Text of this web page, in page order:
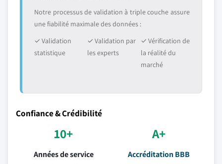
Notre processus de validation à triple couche assure
une fiabilité maximale des données :
✓ Validation
statistique
✓ Validation par
les experts
✓ Vérification de
la réalité du
marché
Confiance & Crédibilité
10+
Années de service
A+
Accréditation BBB